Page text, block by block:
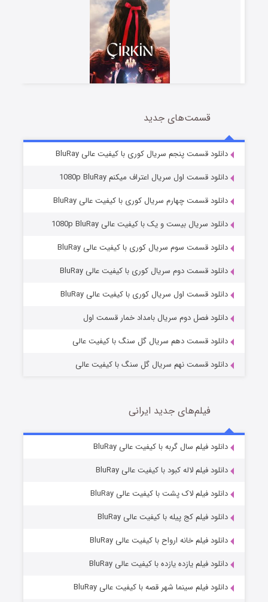
سریال زشت
قسمت5 (زیرنویس) منتشر شد
وستی ها
قسمت1 (زیرنویس) منتشر شد
قسمت6 (زیرنویس) منتشر شد
قسمت‌های جدید
دانلود قسمت پنجم سریال کوری با کیفیت عالی BluRay
دانلود قسمت اول سریال اعتراف میکنم 1080p BluRay
دانلود قسمت چهارم سریال کوری با کیفیت عالی BluRay
دانلود سریال بیست و یک با کیفیت عالی 1080p BluRay
دانلود قسمت سوم سریال کوری با کیفیت عالی BluRay
دانلود قسمت دوم سریال کوری با کیفیت عالی BluRay
دانلود قسمت اول سریال کوری با کیفیت عالی BluRay
دانلود فصل دوم سریال بامداد خمار قسمت اول
دانلود قسمت دهم سریال گل سنگ با کیفیت عالی
دانلود قسمت نهم سریال گل سنگ با کیفیت عالی
فیلم‌های جدید ایرانی
دانلود فیلم سال گربه با کیفیت عالی BluRay
دانلود فیلم لاله کبود با کیفیت عالی BluRay
دانلود فیلم لاک پشت با کیفیت عالی BluRay
دانلود فیلم کج‌ پیله با کیفیت عالی BluRay
دانلود فیلم خانه ارواح با کیفیت عالی BluRay
دانلود فیلم یازده یازده با کیفیت عالی BluRay
دانلود فیلم سینما شهر قصه با کیفیت عالی BluRay